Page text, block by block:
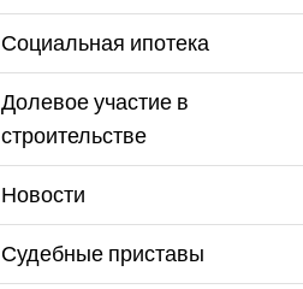
Социальная ипотека
Долевое участие в
строительстве
Новости
Судебные приставы